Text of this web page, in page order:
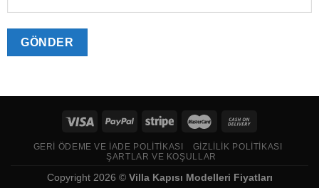
GERI ÖDEME VE İADE POLITIKASI
GIZLILIK POLITIKASI
ŞARTLAR VE KOŞULLAR
Copyright 2026 © Villa Kapısı Modelleri Fiyatları